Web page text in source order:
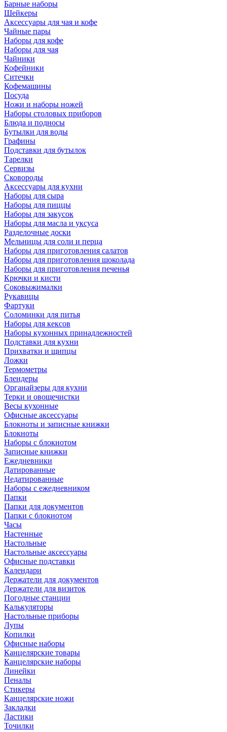
Барные наборы
Шейкеры
Аксессуары для чая и кофе
Чайные пары
Наборы для кофе
Наборы для чая
Чайники
Кофейники
Ситечки
Кофемашины
Посуда
Ножи и наборы ножей
Наборы столовых приборов
Блюда и подносы
Бутылки для воды
Графины
Подставки для бутылок
Тарелки
Сервизы
Сковороды
Аксессуары для кухни
Наборы для сыра
Наборы для пиццы
Наборы для закусок
Наборы для масла и уксуса
Разделочные доски
Мельницы для соли и перца
Наборы для приготовления салатов
Наборы для приготовления шоколада
Наборы для приготовления печенья
Крючки и кисти
Соковыжималки
Рукавицы
Фартуки
Соломинки для питья
Наборы для кексов
Наборы кухонных принадлежностей
Подставки для кухни
Прихватки и щипцы
Ложки
Термометры
Блендеры
Органайзеры для кухни
Терки и овощечистки
Весы кухонные
Офисные аксессуары
Блокноты и записные книжки
Блокноты
Наборы с блокнотом
Записные книжки
Ежедневники
Датированные
Недатированные
Наборы с ежедневником
Папки
Папки для документов
Папки с блокнотом
Часы
Настенные
Настольные
Настольные аксессуары
Офисные подставки
Календари
Держатели для документов
Держатели для визиток
Погодные станции
Калькуляторы
Настольные приборы
Лупы
Копилки
Офисные наборы
Канцелярские товары
Канцелярские наборы
Линейки
Пеналы
Стикеры
Канцелярские ножи
Закладки
Ластики
Точилки